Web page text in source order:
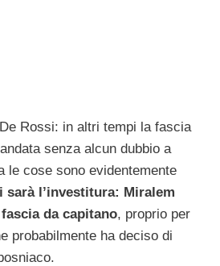
Rossi: in altri tempi la fascia
senza alcun dubbio a
le cose sono evidentemente
sarà l’investitura: Miralem
da capitano, proprio per
probabilmente ha deciso di